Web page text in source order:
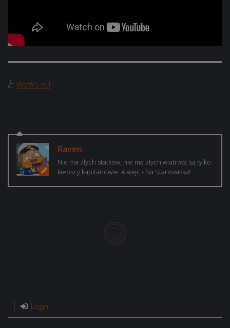
Ź: WoWS EU
Raven
Nie ma złych statków, nie ma złych wiatrów, są tylko
kiepscy kapitanowie. A więc - Na Stanowiska!
Login